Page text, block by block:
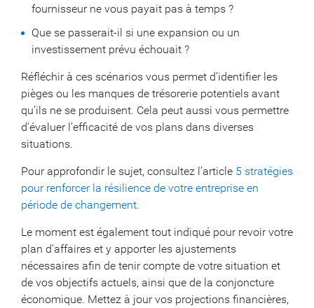
fournisseur ne vous payait pas à temps ?
Que se passerait-il si une expansion ou un
investissement prévu échouait ?
Réfléchir à ces scénarios vous permet d’identifier les
pièges ou les manques de trésorerie potentiels avant
qu’ils ne se produisent. Cela peut aussi vous permettre
d’évaluer l’efficacité de vos plans dans diverses
situations.
Pour approfondir le sujet, consultez l’article 5 stratégies
pour renforcer la résilience de votre entreprise en
période de changement.
Le moment est également tout indiqué pour revoir votre
plan d’affaires et y apporter les ajustements
nécessaires afin de tenir compte de votre situation et
de vos objectifs actuels, ainsi que de la conjoncture
économique. Mettez à jour vos projections financières,